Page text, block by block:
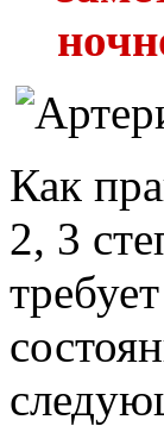
Как
2, 3